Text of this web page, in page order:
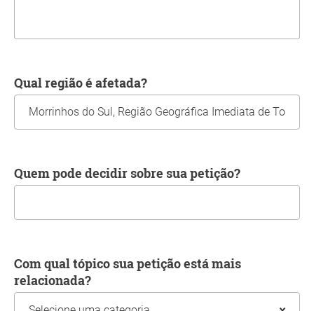
Qual região é afetada?
Quem pode decidir sobre sua petição?
Com qual tópico sua petição está mais
relacionada?